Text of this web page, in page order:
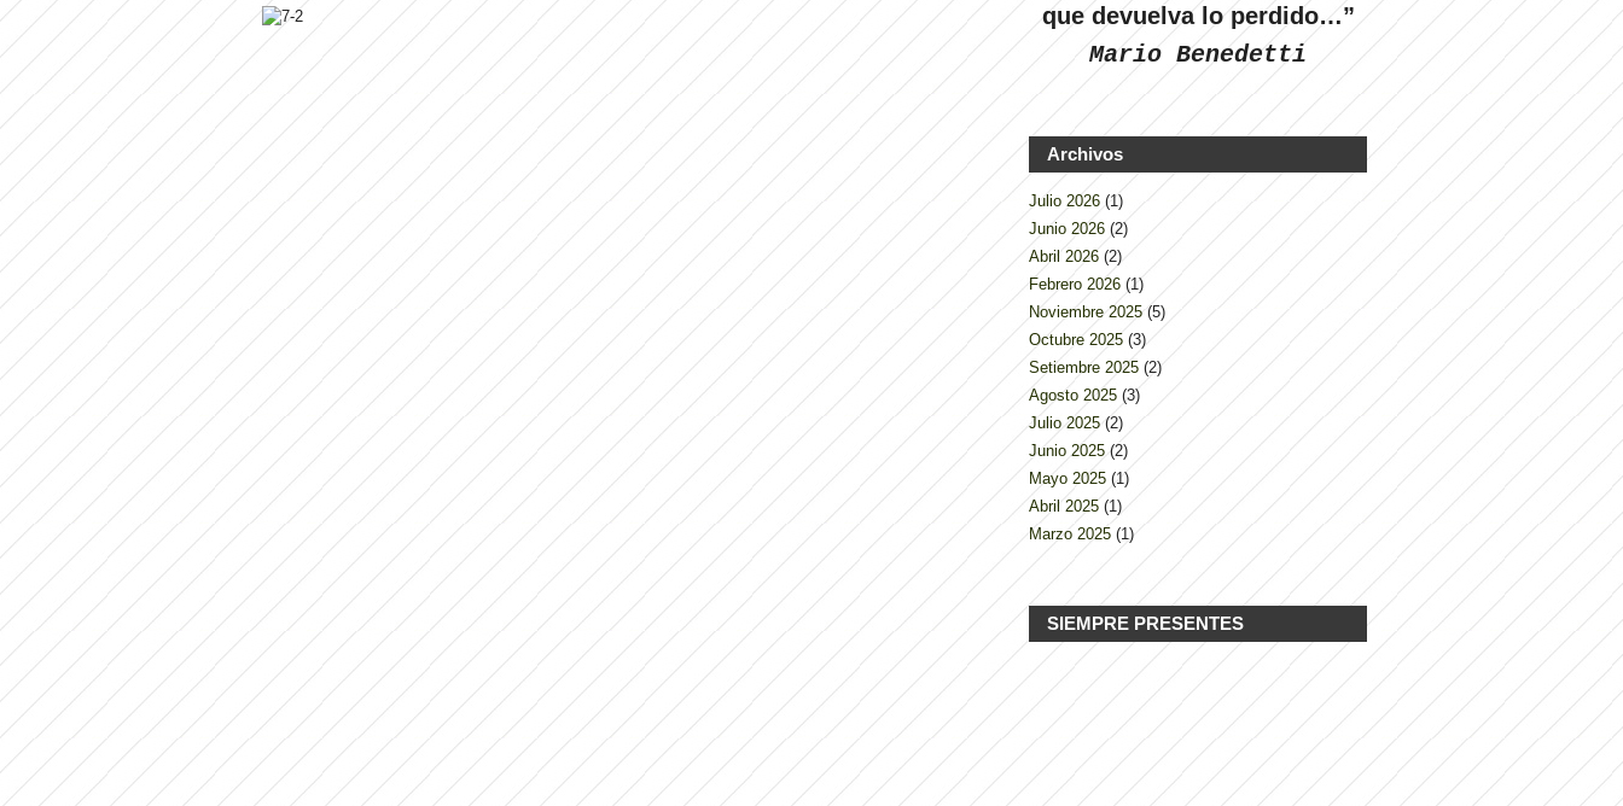
que devuelva lo perdido…”
Mario Benedetti
Archivos
Julio 2026 (1)
Junio 2026 (2)
Abril 2026 (2)
Febrero 2026 (1)
Noviembre 2025 (5)
Octubre 2025 (3)
Setiembre 2025 (2)
Agosto 2025 (3)
Julio 2025 (2)
Junio 2025 (2)
Mayo 2025 (1)
Abril 2025 (1)
Marzo 2025 (1)
SIEMPRE PRESENTES